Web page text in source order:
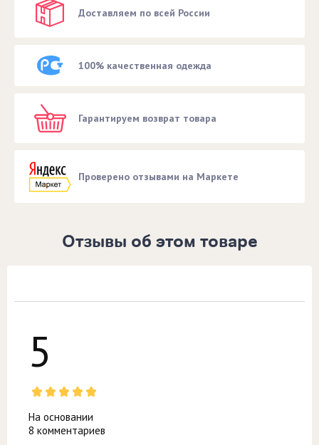
Доставляем по всей России
100% качественная одежда
Гарантируем возврат товара
Проверено отзывами на Маркете
Отзывы об этом товаре
5
На основании
8 комментариев